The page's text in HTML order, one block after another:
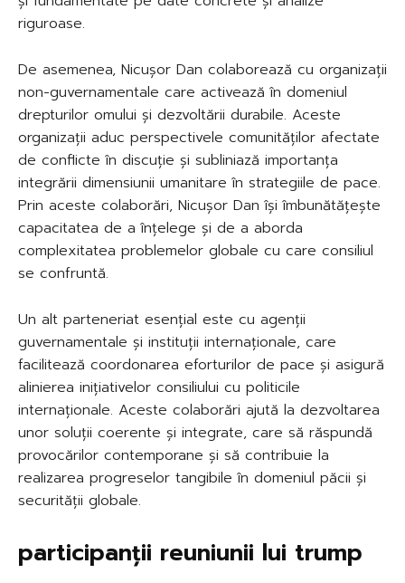
riguroase.
De asemenea, Nicușor Dan colaborează cu organizații
non-guvernamentale care activează în domeniul
drepturilor omului și dezvoltării durabile. Aceste
organizații aduc perspectivele comunităților afectate
de conflicte în discuție și subliniază importanța
integrării dimensiunii umanitare în strategiile de pace.
Prin aceste colaborări, Nicușor Dan își îmbunătățește
capacitatea de a înțelege și de a aborda
complexitatea problemelor globale cu care consiliul
se confruntă.
Un alt parteneriat esențial este cu agenții
guvernamentale și instituții internaționale, care
facilitează coordonarea eforturilor de pace și asigură
alinierea inițiativelor consiliului cu politicile
internaționale. Aceste colaborări ajută la dezvoltarea
unor soluții coerente și integrate, care să răspundă
provocărilor contemporane și să contribuie la
realizarea progreselor tangibile în domeniul păcii și
securității globale.
participanții reuniunii lui trump